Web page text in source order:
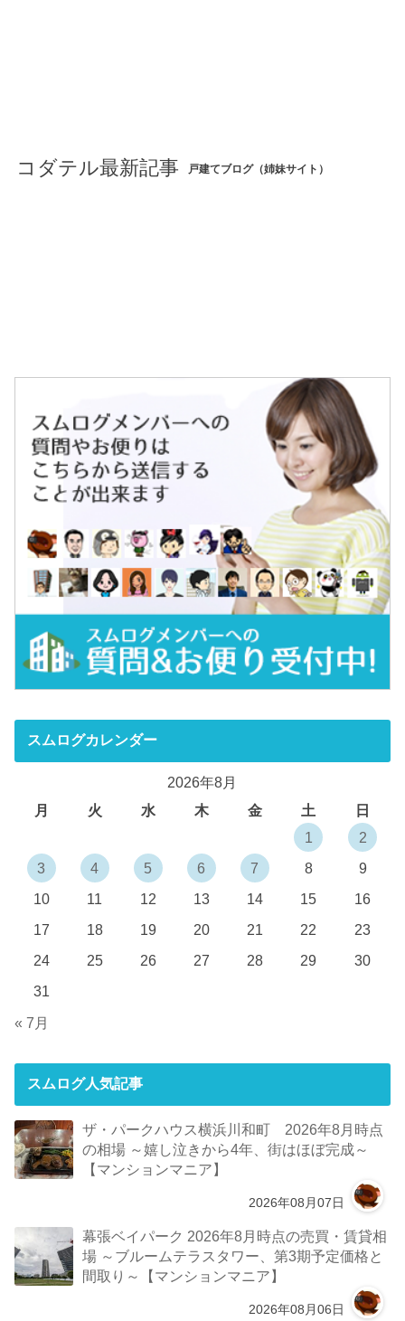
コダテル最新記事 戸建てブログ（姉妹サイト）
スムログカレンダー
2026年8月
月
火 水 木 金 土
日
1
2
3
4 5 6 7 8
9
10
11 12 13 14 15
16
17
18 19 20 21 22
23
24
25 26 27 28 29
30
31
« 7月
スムログ人気記事
ザ・パークハウス横浜川和町 2026年8月時点
の相場 ～嬉し泣きから4年、街はほぼ完成～
【マンションマニア】
2026年08月07日
幕張ベイパーク 2026年8月時点の売買・賃貸相
場 ～ブルームテラスタワー、第3期予定価格と
間取り～【マンションマニア】
2026年08月06日